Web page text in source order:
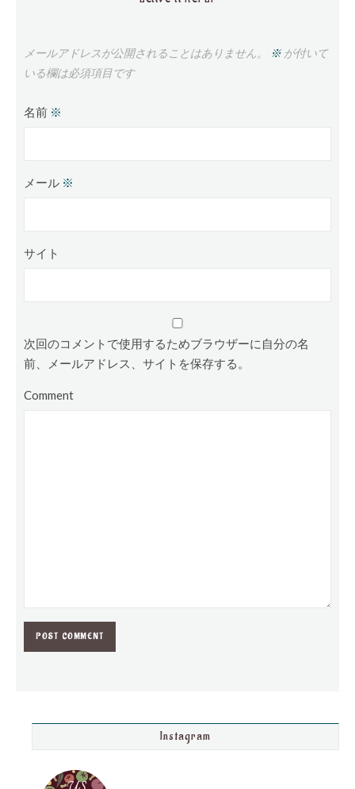
メールアドレスが公開されることはありません。 ※が付いて
いる欄は必須項目です
名前 ※
メール ※
サイト
次回のコメントで使用するためブラウザーに自分の名
前、メールアドレス、サイトを保存する。
Comment
Instagram